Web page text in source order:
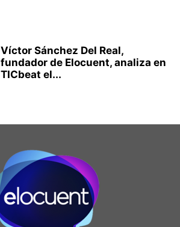
Víctor Sánchez Del Real,
fundador de Elocuent, analiza en
TICbeat el...